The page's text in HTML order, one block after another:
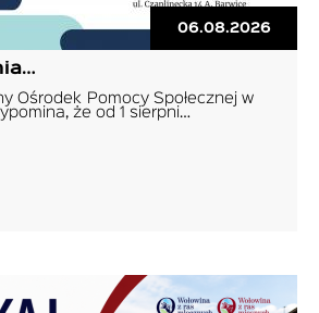
06.08.2026
Ośrodek Pomocy Społecznej w
że od 1 sierpni…